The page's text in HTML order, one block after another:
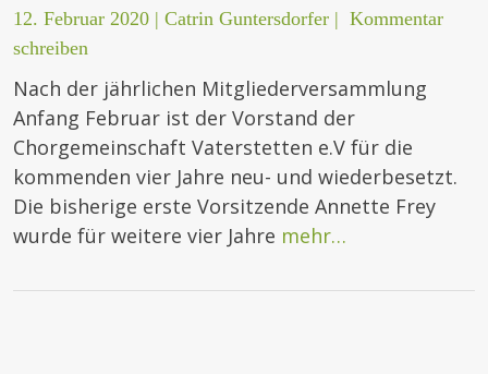
12. Februar 2020 | Catrin Guntersdorfer | Kommentar
schreiben
Nach der jährlichen Mitgliederversammlung
Anfang Februar ist der Vorstand der
Chorgemeinschaft Vaterstetten e.V für die
kommenden vier Jahre neu- und wiederbesetzt.
Die bisherige erste Vorsitzende Annette Frey
wurde für weitere vier Jahre mehr…